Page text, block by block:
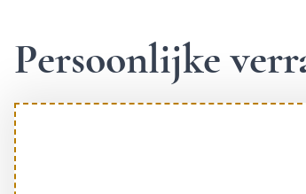
Persoonlijke